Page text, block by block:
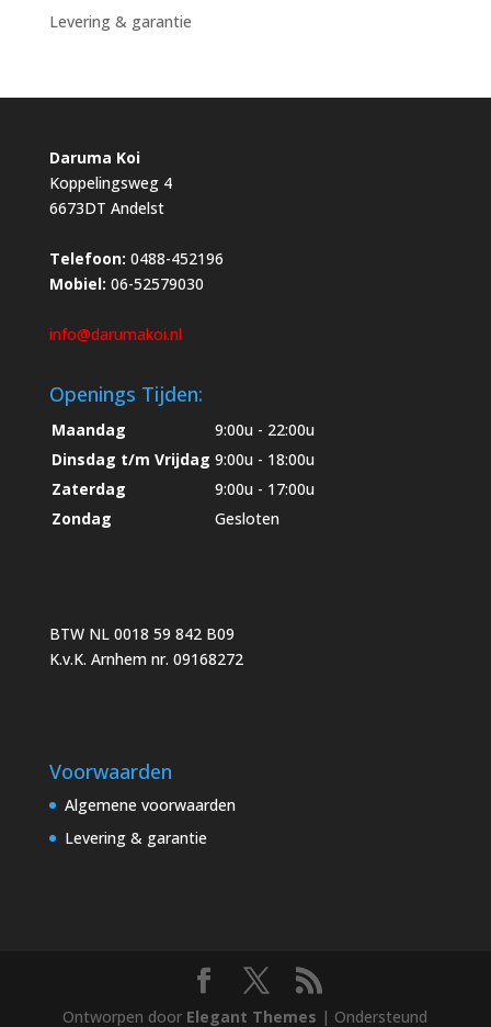
Levering & garantie
Daruma Koi
Koppelingsweg 4
6673DT Andelst
Telefoon: 0488-452196
Mobiel: 06-52579030
info@darumakoi.nl
Openings Tijden:
Maandag
9:00u - 22:00u
Dinsdag t/m Vrijdag 9:00u - 18:00u
Zaterdag
9:00u - 17:00u
Zondag
Gesloten
BTW NL 0018 59 842 B09
K.v.K. Arnhem nr. 09168272
Voorwaarden
Algemene voorwaarden
Levering & garantie
Ontworpen door Elegant Themes | Ondersteund